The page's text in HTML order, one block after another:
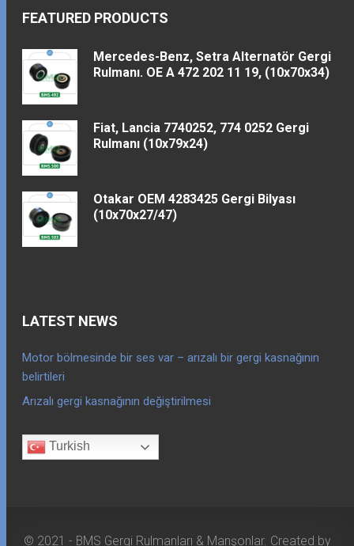
FEATURED PRODUCTS
Mercedes-Benz, Setra Alternatör Gergi
Rulmanı. OE A 472 202 11 19, (10x70x34)
Fiat, Lancia 7740252, 774 0252 Gergi
Rulmanı (10x79x24)
Otakar OEM 4283425 Gergi Bilyası
(10x70x27/47)
LATEST NEWS
Motor bölmesinde bir ses var – arızalı bir gergi kasnağının
belirtileri
Arızalı gergi kasnağının değiştirilmesi
Turkish
© 2021 - BMS Gergi Rulmanları & Manşonlar. Created by